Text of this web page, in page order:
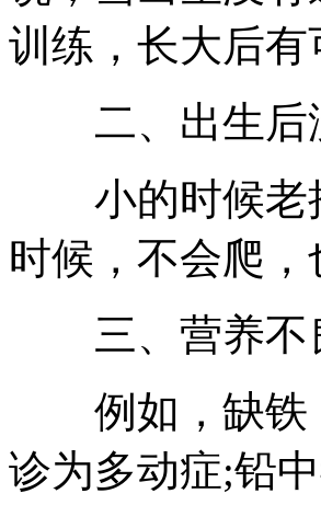
训练，长大后
二、出生后
小的时候老抱
时候，不会爬
三、营养不
例如，缺铁，
诊为多动症;铅